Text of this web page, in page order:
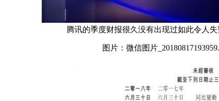
腾讯的季度财报很久没有出现过如此令人失
图片：微信图片